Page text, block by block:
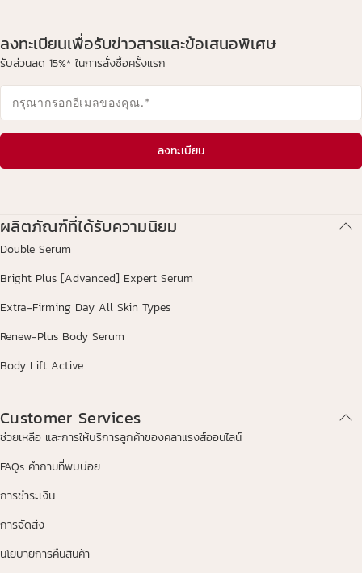
ลงทะเบียนเพื่อรับข่าวสารและข้อเสนอพิเศษ
รับส่วนลด 15%* ในการสั่งซื้อครั้งแรก
กรุณากรอกอีเมลของคุณ.*
ลงทะเบียน
ผลิตภัณฑ์ที่ได้รับความนิยม
Double Serum
Bright Plus [Advanced] Expert Serum
Extra-Firming Day All Skin Types
Renew-Plus Body Serum
Body Lift Active
Customer Services
ช่วยเหลือ และการให้บริการลูกค้าของคลาแรงส์ออนไลน์
FAQs คำถามที่พบบ่อย
การชำระเงิน
การจัดส่ง
นโยบายการคืนสินค้า